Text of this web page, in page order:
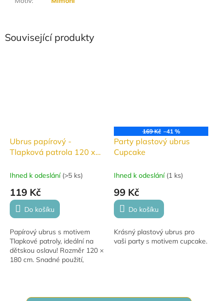
Související produkty
Ubrus papírový -
Tlapková patrola 120 x
Ihned k odeslání (>5 ks)
119 Kč
Do košíku
Papírový ubrus s motivem
Tlapkové patroly, ideální na
dětskou oslavu! Rozměr 120 ×
180 cm. Snadné použití,
169 Kč –41 %
Party plastový ubrus
Cupcake
Ihned k odeslání (1 ks)
99 Kč
Do košíku
Krásný plastový ubrus pro
vaši party s motivem cupcake.